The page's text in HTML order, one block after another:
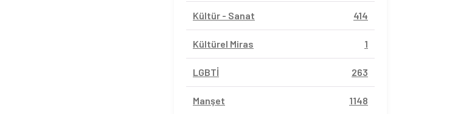
Kültür - Sanat 414
Kültürel Miras 1
LGBTİ 263
Manşet 1148